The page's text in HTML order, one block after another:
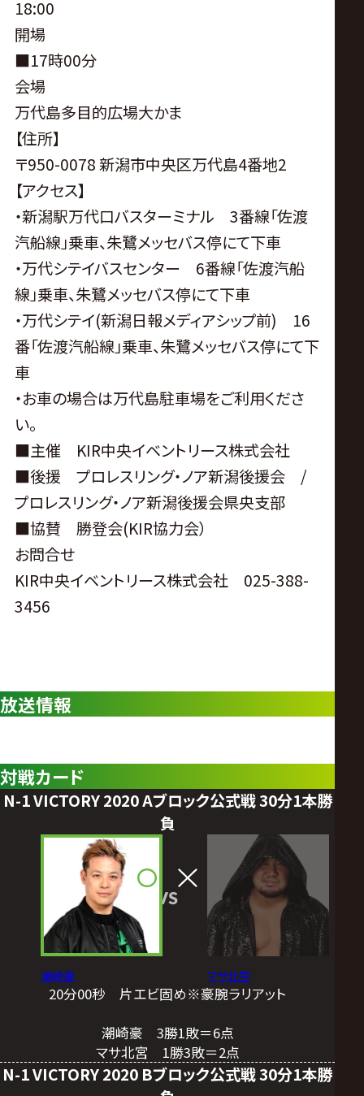
18:00
開場
■17時00分
会場
万代島多目的広場大かま
【住所】
〒950-0078 新潟市中央区万代島4番地2
【アクセス】
・新潟駅万代口バスターミナル 3番線「佐渡
汽船線」乗車、朱鷺メッセバス停にて下車
・万代シテイバスセンター 6番線「佐渡汽船
線」乗車、朱鷺メッセバス停にて下車
・万代シテイ(新潟日報メディアシップ前) 16
番「佐渡汽船線」乗車、朱鷺メッセバス停にて下
車
・お車の場合は万代島駐車場をご利用くださ
い。
■主催 KIR中央イベントリース株式会社
■後援 プロレスリング・ノア新潟後援会 /
プロレスリング・ノア新潟後援会県央支部
■協賛 勝登会(KIR協力会）
お問合せ
KIR中央イベントリース株式会社 025-388-
3456
放送情報
対戦カード
N-1 VICTORY 2020 Aブロック公式戦 30分1本勝
負
潮崎豪
VS
マサ北宮
20分00秒 片エビ固め※豪腕ラリアット
潮崎豪 3勝1敗＝6点
マサ北宮 1勝3敗＝2点
N-1 VICTORY 2020 Bブロック公式戦 30分1本勝